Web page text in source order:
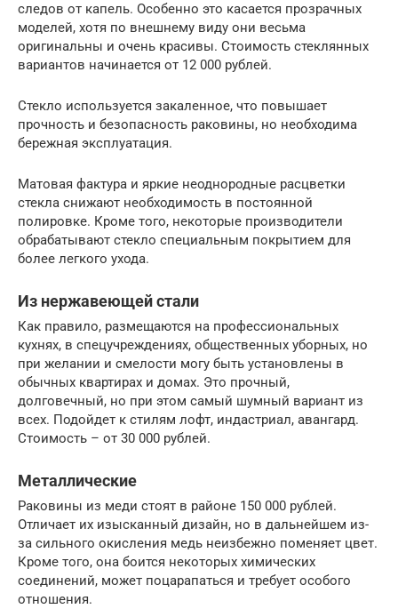
следов от капель. Особенно это касается прозрачных
моделей, хотя по внешнему виду они весьма
оригинальны и очень красивы. Стоимость стеклянных
вариантов начинается от 12 000 рублей.
Стекло используется закаленное, что повышает
прочность и безопасность раковины, но необходима
бережная эксплуатация.
Матовая фактура и яркие неоднородные расцветки
стекла снижают необходимость в постоянной
полировке. Кроме того, некоторые производители
обрабатывают стекло специальным покрытием для
более легкого ухода.
Из нержавеющей стали
Как правило, размещаются на профессиональных
кухнях, в спецучреждениях, общественных уборных, но
при желании и смелости могу быть установлены в
обычных квартирах и домах. Это прочный,
долговечный, но при этом самый шумный вариант из
всех. Подойдет к стилям лофт, индастриал, авангард.
Стоимость – от 30 000 рублей.
Металлические
Раковины из меди стоят в районе 150 000 рублей.
Отличает их изысканный дизайн, но в дальнейшем из-
за сильного окисления медь неизбежно поменяет цвет.
Кроме того, она боится некоторых химических
соединений, может поцарапаться и требует особого
отношения.